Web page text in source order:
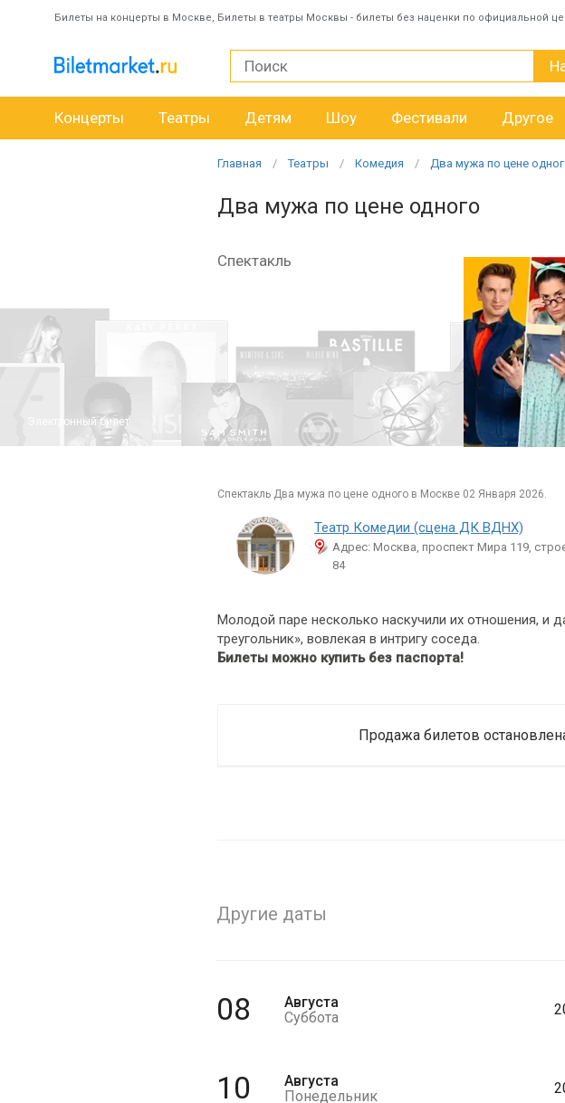
Билеты на концерты в Москве, Билеты в театры Москвы - билеты без наценки по официальной
Концерты Театры Детям Шоу Фестивали Другое
Главная Театры Комедия Два мужа по цене
Два мужа по цене одного
Спектакль
Электронный билет
спектакль Два мужа по цене одного в Москве 02 Января 2026.
Театр Комедии (сцена ДК ВДНХ)
Адрес: Москва, проспект Мира 119,
84
Молодой паре несколько наскучили их отношения, и
треугольник», вовлекая в интригу соседа.
Билеты можно купить без паспорта!
Продажа билетов
Другие даты
08
Августа
Суббота
10
Августа
Понедельник